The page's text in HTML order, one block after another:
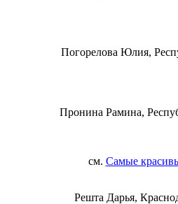
Погорелова Юлия,
Пронина Рамина,
см. Самые
Решта Дарья,